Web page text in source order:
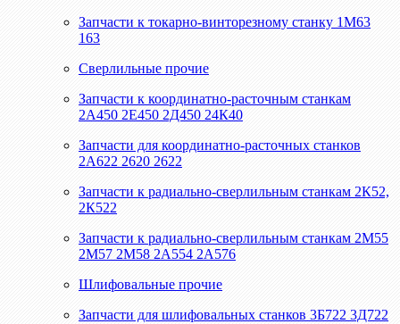
Запчасти к токарно-винторезному станку 1М63
163
Сверлильные прочие
Запчасти к координатно-расточным станкам
2А450 2Е450 2Д450 24К40
Запчасти для координатно-расточных станков
2А622 2620 2622
Запчасти к радиально-сверлильным станкам 2К52,
2К522
Запчасти к радиально-сверлильным станкам 2М55
2М57 2М58 2А554 2А576
Шлифовальные прочие
Запчасти для шлифовальных станков 3Б722 3Д722